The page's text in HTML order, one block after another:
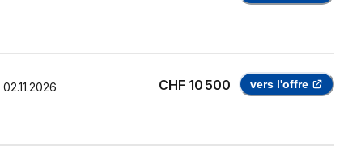
02.11.2026 CHF 10 500 vers l'offre